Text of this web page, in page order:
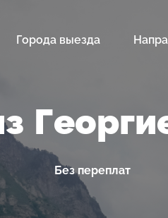
Города выезда
Без переплат